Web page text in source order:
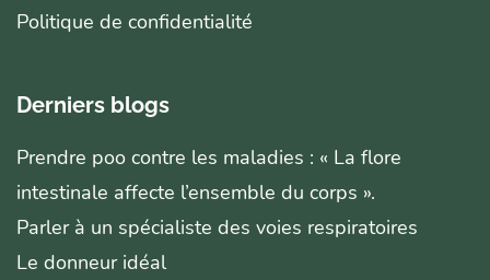
Politique de confidentialité
Derniers blogs
Prendre poo contre les maladies : « La flore
intestinale affecte l’ensemble du corps ».
Parler à un spécialiste des voies respiratoires
Le donneur idéal